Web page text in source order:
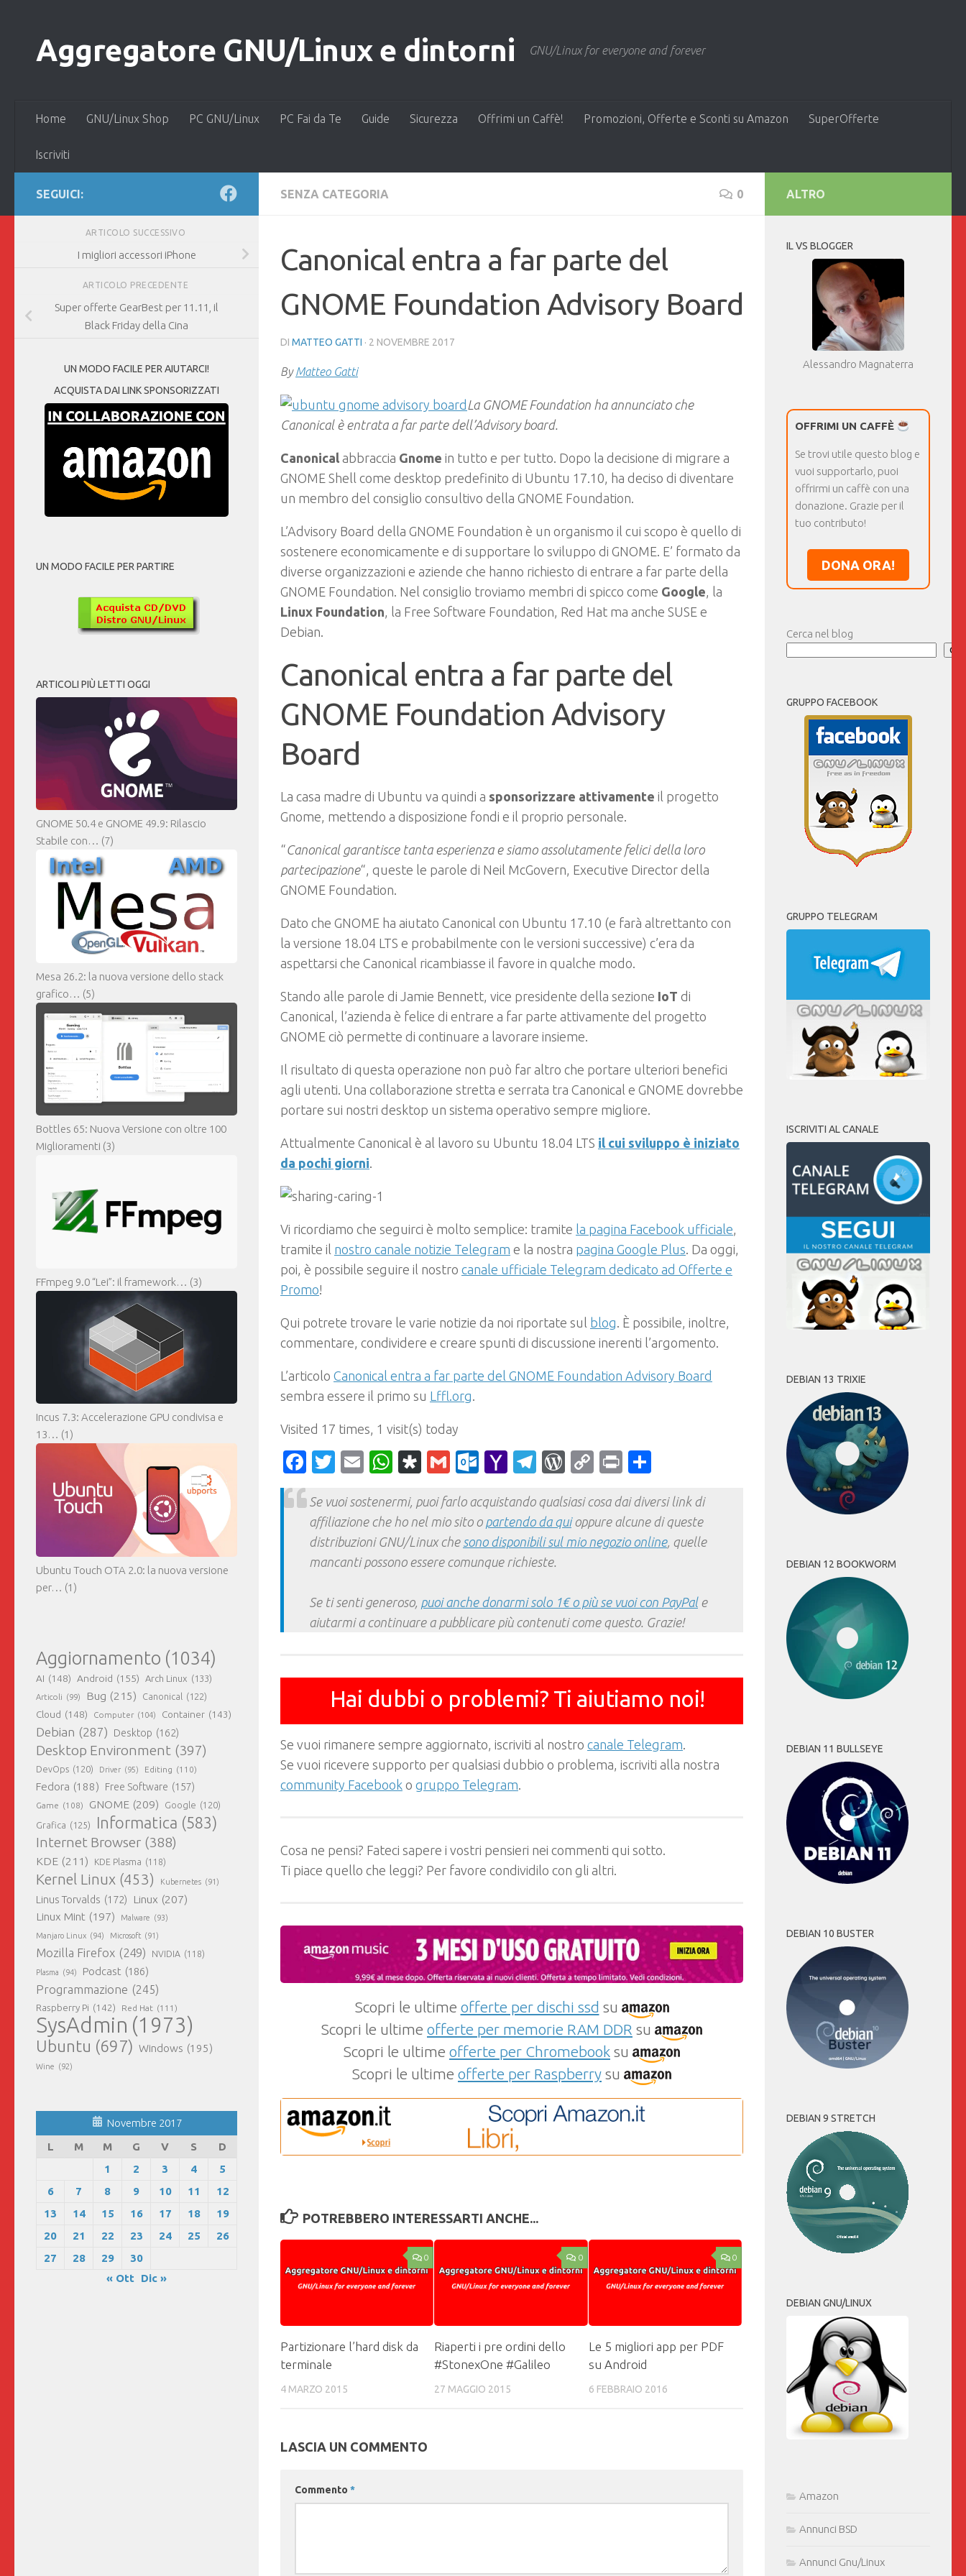
Aggregatore GNU/Linux e dintorni GNU/Linux for everyone and forever
Home GNU/Linux Shop PC GNU/Linux PC Fai da Te Guide Sicurezza Offrimi un Caffè! Promozioni, Offerte e Sconti su Amazon SuperOfferte
Iscriviti
SENZA CATEGORIA 0
Canonical entra a far parte del
GNOME Foundation Advisory Board
DI MATTEO GATTI · 2 NOVEMBRE 2017
ByMatteo Gatti
La GNOME Foundation ha annunciato che
Canonical è entrata a far parte dell’Advisory board.
Canonical abbraccia Gnome in tutto e per tutto. Dopo la decisione di migrare a
GNOME Shell come desktop predefinito di Ubuntu 17.10, ha deciso di diventare
un membro del consiglio consultivo della GNOME Foundation.
L’Advisory Board della GNOME Foundation è un organismo il cui scopo è quello di
sostenere economicamente e di supportare lo sviluppo di GNOME. E’ formato da
diverse organizzazioni e aziende che hanno richiesto di entrare a far parte della
GNOME Foundation. Nel consiglio troviamo membri di spicco come Google, la
Linux Foundation, la Free Software Foundation, Red Hat ma anche SUSE e
Debian.
Canonical entra a far parte del
GNOME Foundation Advisory
Board
La casa madre di Ubuntu va quindi a sponsorizzare attivamente il progetto
Gnome, mettendo a disposizione fondi e il proprio personale.
“Canonical garantisce tanta esperienza e siamo assolutamente felici della loro
partecipazione“, queste le parole di Neil McGovern, Executive Director della
GNOME Foundation.
Dato che GNOME ha aiutato Canonical con Ubuntu 17.10 (e farà altrettanto con
la versione 18.04 LTS e probabilmente con le versioni successive) c’era da
aspettarsi che Canonical ricambiasse il favore in qualche modo.
Stando alle parole di Jamie Bennett, vice presidente della sezione IoT di
Canonical, l’azienda è felice di entrare a far parte attivamente del progetto
GNOME ciò permette di continuare a lavorare insieme.
Il risultato di questa operazione non può far altro che portare ulteriori benefici
agli utenti. Una collaborazione stretta e serrata tra Canonical e GNOME dovrebbe
portare sui nostri desktop un sistema operativo sempre migliore.
Attualmente Canonical è al lavoro su Ubuntu 18.04 LTS il cui sviluppo è iniziato
da pochi giorni.
Vi ricordiamo che seguirci è molto semplice: tramite la pagina Facebook ufficiale,
tramite il nostro canale notizie Telegram e la nostra pagina Google Plus. Da oggi,
poi, è possibile seguire il nostro canale ufficiale Telegram dedicato ad Offerte e
Promo!
Qui potrete trovare le varie notizie da noi riportate sul blog. È possibile, inoltre,
commentare, condividere e creare spunti di discussione inerenti l’argomento.
L’articolo Canonical entra a far parte del GNOME Foundation Advisory Board
sembra essere il primo su Lffl.org.
Visited 17 times, 1 visit(s) today
Facebook
Twitter
EmailWhatsApp
Diaspora
GmailOutlook.com
YahooTelegram
WordPress
CopyPrint
Se vuoi sostenermi, puoi farlo acquistando qualsiasi cosa dai diversi link di
affiliazione che ho nel mio sito o partendo da quioppure alcune di queste
distribuzioni GNU/Linux che sono disponibili sul mio negozio online, quelle
mancanti possono essere comunque richieste.
Se ti senti generoso, puoi anche donarmi solo 1€ o più se vuoi con PayPale
aiutarmi a continuare a pubblicare più contenuti come questo. Grazie!
Hai dubbi o problemi? Ti aiutiamo noi!
Se vuoi rimanere sempre aggiornato, iscriviti al nostro canale Telegram.
Se vuoi ricevere supporto per qualsiasi dubbio o problema, iscriviti alla nostra
community Facebook o gruppo Telegram.
Cosa ne pensi? Fateci sapere i vostri pensieri nei commenti qui sotto.
Ti piace quello che leggi? Per favore condividilo con gli altri.
Scopri le ultime offerte per dischi ssd su
Scopri le ultime offerte per memorie RAM DDR su
Scopri le ultime offerte per Chromebook su
Scopri le ultime offerte per Raspberry su
POTREBBERO INTERESSARTI ANCHE...
0
Partizionare l’hard disk da
terminale
4 MARZO 2015
0
Riaperti i pre ordini dello
#StonexOne #Galileo
27 MAGGIO 2015
0
Le 5 migliori app per PDF
su Android
6 FEBBRAIO 2016
LASCIA UN COMMENTO
Commento *
SEGUICI:
ARTICOLO SUCCESSIVO
I migliori accessori iPhone
ARTICOLO PRECEDENTE
Super offerte GearBest per 11.11, il
Black Friday della Cina
UN MODO FACILE PER AIUTARCI!
ACQUISTA DAI LINK SPONSORIZZATI
UN MODO FACILE PER PARTIRE
ARTICOLI PIÙ LETTI OGGI
GNOME 50.4 e GNOME 49.9: Rilascio
Stabile con… (7)
Mesa 26.2: la nuova versione dello stack
grafico… (5)
Bottles 65: Nuova Versione con oltre 100
Miglioramenti (3)
FFmpeg 9.0 “Lei”: il framework… (3)
Incus 7.3: Accelerazione GPU condivisa e
13… (1)
Ubuntu Touch OTA 2.0: la nuova versione
per… (1)
Aggiornamento (1034)
AI (148) Android (155) Arch Linux (133)
Articoli (99) Bug (215) Canonical (122)
Cloud (148) Computer (104) Container (143)
Debian (287) Desktop (162)
Desktop Environment (397)
DevOps (120) Driver (95) Editing (110)
Fedora (188) Free Software (157)
Game (108) GNOME (209) Google (120)
Grafica (125) Informatica (583)
Internet Browser (388)
KDE (211) KDE Plasma (118)
Kernel Linux (453) Kubernetes (91)
Linus Torvalds (172) Linux (207)
Linux Mint (197) Malware (93)
Manjaro Linux (94) Microsoft (91)
Mozilla Firefox (249) NVIDIA (118)
Plasma (94) Podcast (186)
Programmazione (245)
Raspberry Pi (142) Red Hat (111)
SysAdmin (1973)
Ubuntu (697) Windows (195)
Wine (92)
Novembre 2017
L
M M G V S
D
1
2 3 4
5
6
7 8 9 10 11
12
13
14 15 16 17 18
19
20
21 22 23 24 25
26
27
28 29
30
« Ott
Dic »
ALTRO
IL VS BLOGGER
Alessandro Magnaterra
OFFRIMI UN CAFFÈ
Se trovi utile questo blog e
vuoi supportarlo, puoi
offrirmi un caffè con una
donazione. Grazie per il
tuo contributo!
DONA ORA!
Cerca nel blog
GRUPPO FACEBOOK
GRUPPO TELEGRAM
ISCRIVITI AL CANALE
DEBIAN 13 TRIXIE
DEBIAN 12 BOOKWORM
DEBIAN 11 BULLSEYE
DEBIAN 10 BUSTER
DEBIAN 9 STRETCH
DEBIAN GNU/LINUX
Amazon
Annunci BSD
Annunci Gnu/Linux